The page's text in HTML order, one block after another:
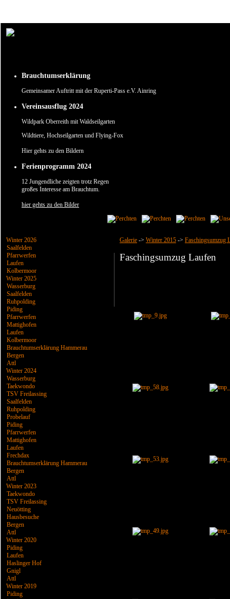
Brauchtumserklärung
Gemeinsamer Auftritt mit der Ruperti-Pass e.V. Ainring
Vereinsausflug 2024
Wildpark Oberreith mit Waldseilgarten
Wildtiere, Hochseilgarten und Flying-Fox
Hier gehts zu den Bildern
Ferienprogramm 2024
12 Jungendliche zeigten trotz Regen
großes Interesse am Brauchtum.
hier gehts zu den Bilder
Winter 2026
Saalfelden
Pfarrwerfen
Laufen
Kolbermoor
Winter 2025
Wasserburg
Saalfelden
Ruhpolding
Piding
Pfarrwerfen
Mattighofen
Laufen
Kolbermoor
Brauchtumserklärung Hammerau
Bergen
Attl
Winter 2024
Wasserburg
Taekwondo
TSV Freilassing
Saalfelden
Ruhpolding
Probelauf
Piding
Pfarrwerfen
Mattighofen
Laufen
Frechdax
Brauchtumserklärung Hammerau
Bergen
Attl
Winter 2023
Taekwondo
TSV Freilassing
Neuötting
Hausbesuche
Bergen
Attl
Winter 2020
Piding
Laufen
Haslinger Hof
Gnigl
Attl
Winter 2019
Piding
Galerie -> Winter 2015 -> Faschingsumzug
Faschingsumzug Laufen